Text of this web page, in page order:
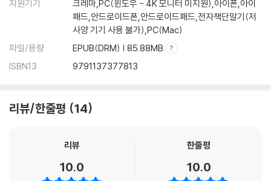
지원기기
크레마,PC(윈도우 - 4K 모니터 미지원),아이폰,아이
패드,안드로이드폰,안드로이드패드,전자책단말기(저
사양 기기 사용 불가),PC(Mac)
파일/용량
EPUB(DRM) | 85.88MB
ISBN13
9791137377813
리뷰/한줄평 14
리뷰
10.0
한줄평
10.0